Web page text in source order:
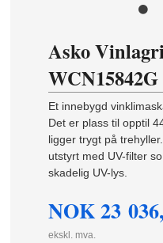
Asko
WCN15842G
Et innebygd
Det er plass til opptil
ligger trygt på
utstyrt med UV-filter
skadelig UV-lys.
NOK23
ekskl. mva.